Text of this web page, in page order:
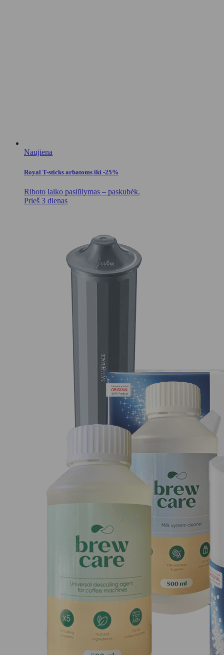
Naujiena
Royal T-sticks arbatoms iki -25%
Riboto laiko pasiūlymas – paskubėk.
Prieš 3 dienas